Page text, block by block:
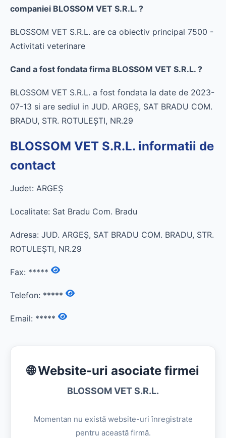
companiei BLOSSOM VET S.R.L. ?
BLOSSOM VET S.R.L. are ca obiectiv principal 7500 -
Activitati veterinare
Cand a fost fondata firma BLOSSOM VET S.R.L. ?
BLOSSOM VET S.R.L. a fost fondata la date de 2023-
07-13 si are sediul in JUD. ARGEŞ, SAT BRADU COM.
BRADU, STR. ROTULEŞTI, NR.29
BLOSSOM VET S.R.L. informatii de
contact
Judet: ARGEŞ
Localitate: Sat Bradu Com. Bradu
Adresa: JUD. ARGEŞ, SAT BRADU COM. BRADU, STR.
ROTULEŞTI, NR.29
Fax: *****
Telefon: *****
Email: *****
🌐 Website-uri asociate firmei
BLOSSOM VET S.R.L.
Momentan nu există website-uri înregistrate
pentru această firmă.